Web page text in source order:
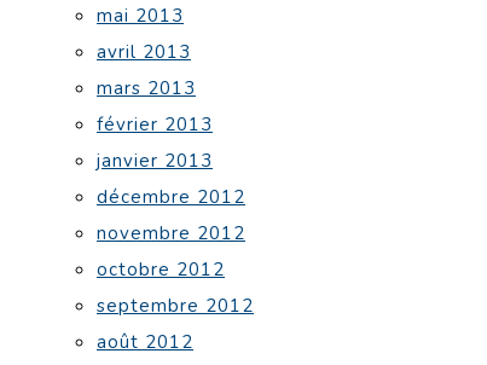
mai 2013
avril 2013
mars 2013
février 2013
janvier 2013
décembre 2012
novembre 2012
octobre 2012
septembre 2012
août 2012